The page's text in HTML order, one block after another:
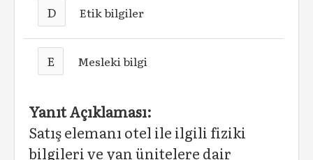
D Etik bilgiler
E Mesleki bilgi
Yanıt Açıklaması:
Satış elemanı otel ile ilgili fiziki
bilgileri ve yan ünitelere dair